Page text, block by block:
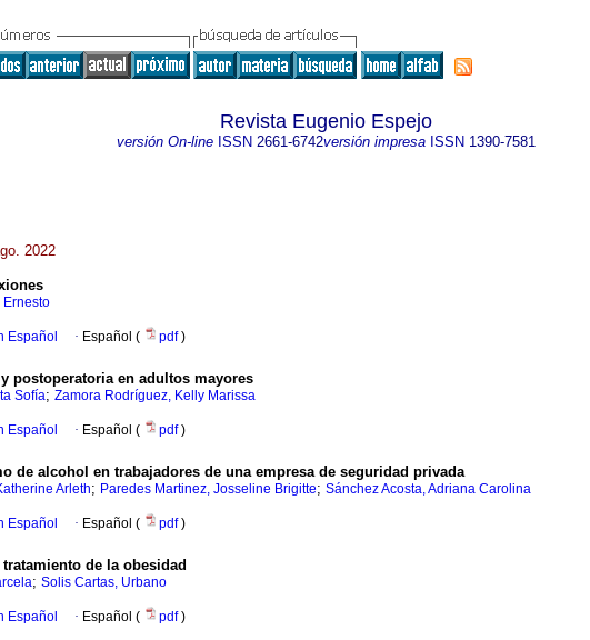
Revista Eugenio Espejo
versión On-lineISSN 2661-6742versión impresaISSN 1390-7581
2022
Español · Español ( pdf)
postoperatoria en adultos mayores
Sofía; Zamora Rodríguez, Kelly Marissa
Español · Español ( pdf)
de alcohol en trabajadores de una empresa de seguridad privada
Arleth; Paredes Martinez, Josseline Brigitte; Sánchez Acosta, Adriana Carolina
Español · Español ( pdf)
de la obesidad
; Solis Cartas, Urbano
Español · Español ( pdf)